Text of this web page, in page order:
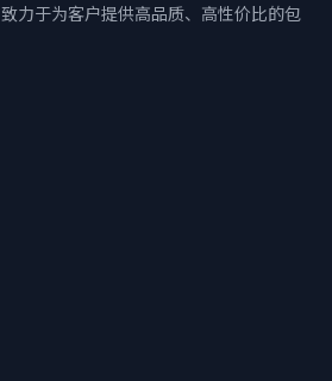
力于为客户提供高品质、高性价比的包